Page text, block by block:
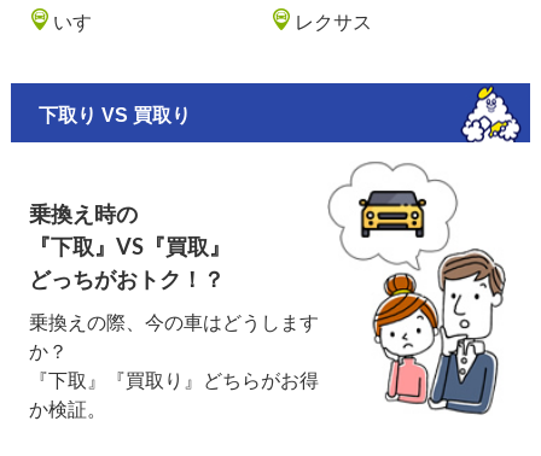
いすゞ
レクサス
下取り VS 買取り
乗換え時の
『下取』VS『買取』
どっちがおトク！？
乗換えの際、今の車はどうします
か？
『下取』『買取り』どちらがお得
か検証。